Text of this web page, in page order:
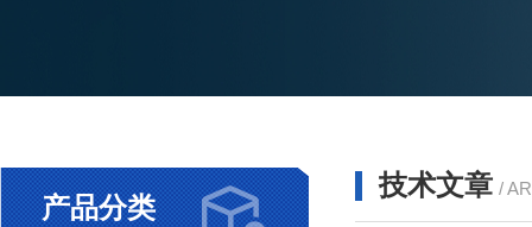
技术文章 /
产品分类